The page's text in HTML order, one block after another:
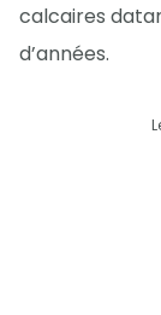
calcaires
d’années.